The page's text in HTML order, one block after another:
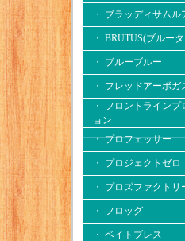
・ ブラッディサムル
・ BRUTUS(ブルー
・ ブルーブルー
・ フレッドアーボガ
・ フロントラインプ
ョン
・ プロフェッサー
・ プロジェクトゼロ
・ プロズファクトリ
・ フロッグ
・ ベイトブレス